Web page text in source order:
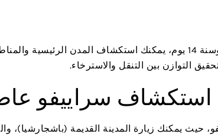
مع جدول سياحي البوسنة 14 يوم، يمكنك استكشاف المدن
التوازن بين التنقل والاسترخاء.
حيث يمكنك زيارة المدينة القديمة (باشجارشيا)،